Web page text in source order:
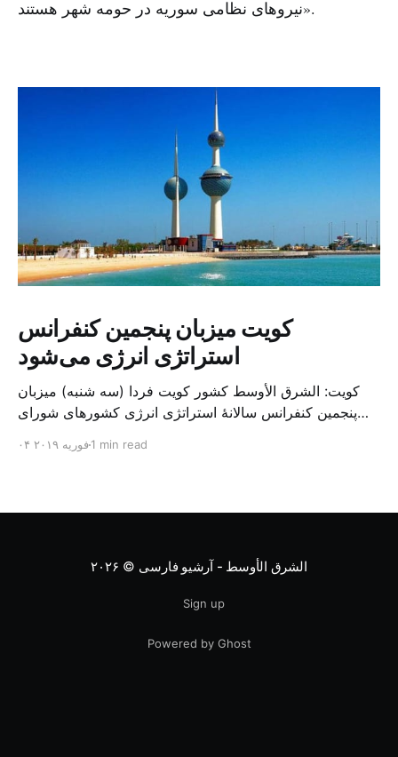
نیروهای نظامی سوریه در حومه شهر هستند».
کویت میزبان پنجمین کنفرانس
استراتژی انرژی می‌شود
کویت: الشرق الأوسط کشور کویت فردا (سه شنبه) میزبان
پنجمین کنفرانس سالانهٔ استراتژی انرژی کشورهای شورای
متخصص از شرکت‌های جهانی نفت و گاز در این کنفرانس
۰۴ فوریه ۲۰۱۹1 min read
الشرق الأوسط - آرشیو فارسی © ۲۰۲۶
Sign up
Powered by Ghost